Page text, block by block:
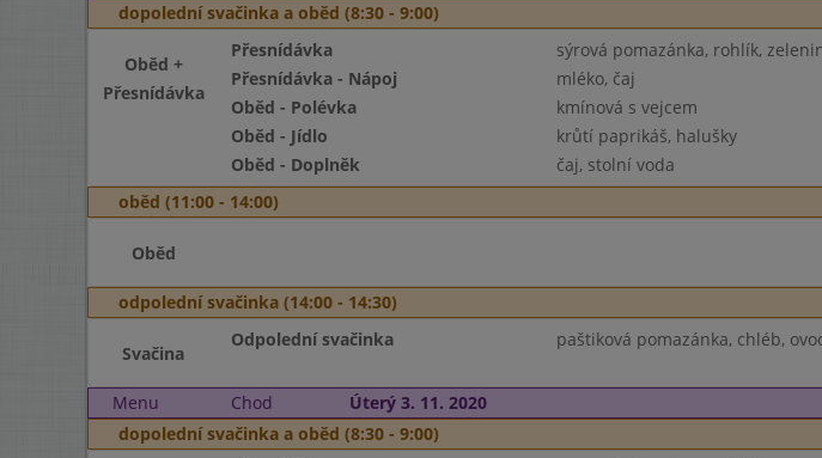
dopolední svačinka a oběd (8:30 - 9:00)
Oběd +
Přesnídávka
Přesnídávka sýrová pomazánka, rohlík,
Přesnídávka - Nápoj
mléko, čaj
Oběd - Polévka
kmínová s vejcem
Oběd - Jídlo
krůtí paprikáš, halušky
Oběd - Doplněk
čaj, stolní voda
oběd (11:00 - 14:00)
Oběd
odpolední svačinka (14:00 - 14:30)
Svačina
Odpolední svačinka paštiková pomazánka, chléb,
Menu Chod Úterý 3. 11. 2020
dopolední svačinka a oběd (8:30 - 9:00)